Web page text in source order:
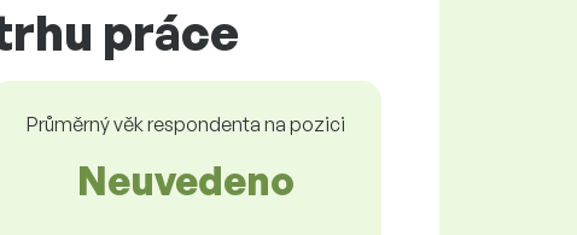
práce
Průměrný věk respondenta na pozici
Neuvedeno